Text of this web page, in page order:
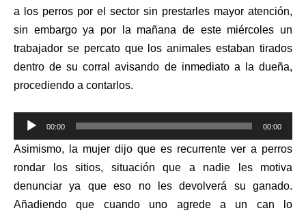
a los perros por el sector sin prestarles mayor atención,
sin embargo ya por la mañana de este miércoles un
trabajador se percato que los animales estaban tirados
dentro de su corral avisando de inmediato a la dueña,
procediendo a contarlos.
Reproductor
de
audio
00:00 00:00
Asimismo, la mujer dijo que es recurrente ver a perros
rondar los sitios, situación que a nadie les motiva
denunciar ya que eso no les devolverá su ganado.
Añadiendo que cuando uno agrede a un can lo